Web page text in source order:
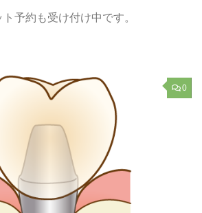
予約も受け付け中です。
0